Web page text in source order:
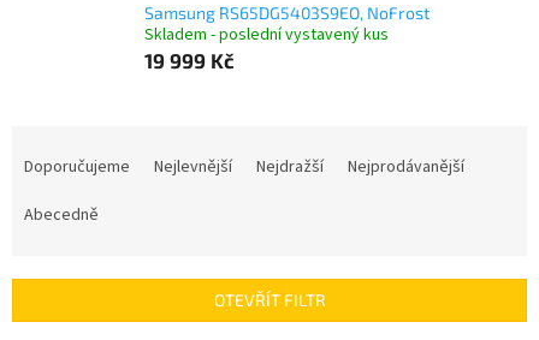
Samsung RS65DG5403S9EO, NoFrost
Skladem - poslední vystavený kus
19 999 Kč
r
Doporučujeme Nejlevnější Nejdražší
Nejprodávanější
Abecedně
OTEVŘÍT FILTR